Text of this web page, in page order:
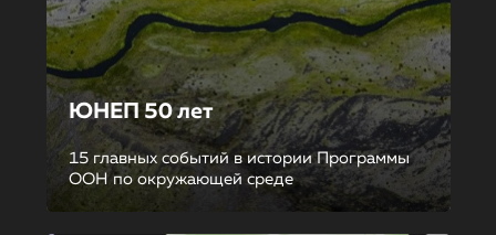
ЮНЕП 50 лет
15 главных событий в истории Программы
ООН по окружающей среде